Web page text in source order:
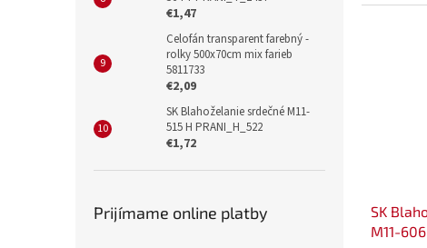
€1,47
Celofán transparent farebný -
rolky 500x70cm mix farieb
5811733
€2,09
SK Blahoželanie srdečné M11-
515 H PRANI_H_522
€1,72
Prijímame online platby
SK
M11-